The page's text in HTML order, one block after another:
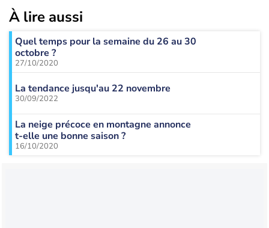
À lire aussi
Quel temps pour la semaine du 26 au 30
octobre ?
27/10/2020
La tendance jusqu'au 22 novembre
30/09/2022
La neige précoce en montagne annonce
t-elle une bonne saison ?
16/10/2020